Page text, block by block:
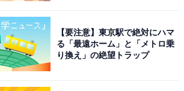
【要注意】東京駅で絶対にハマ
る「最遠ホーム」と「メトロ乗
り換え」の絶望トラップ